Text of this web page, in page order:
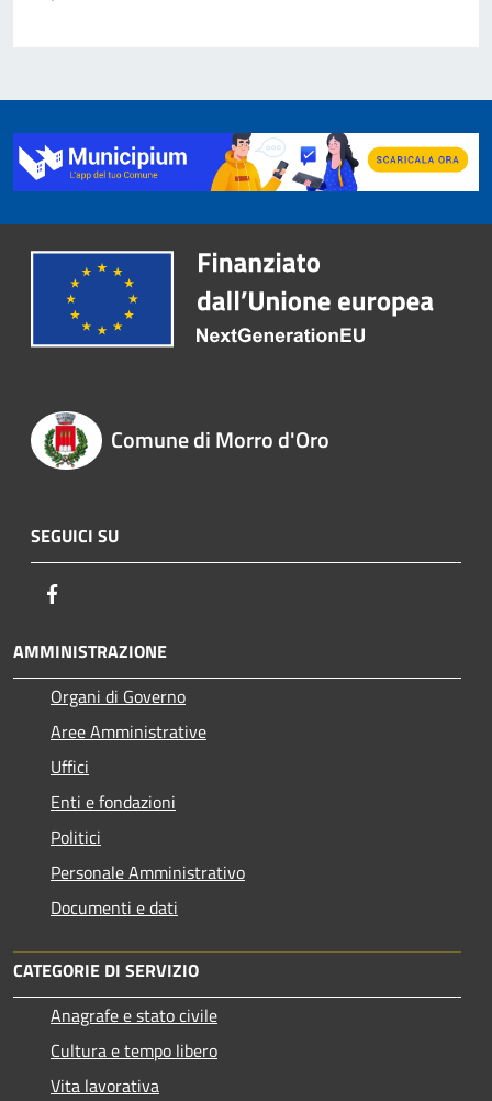
Comune di Morro d'Oro
SEGUICI SU
AMMINISTRAZIONE
Organi di Governo
Aree Amministrative
Uffici
Enti e fondazioni
Politici
Personale Amministrativo
Documenti e dati
CATEGORIE DI SERVIZIO
Anagrafe e stato civile
Cultura e tempo libero
Vita lavorativa